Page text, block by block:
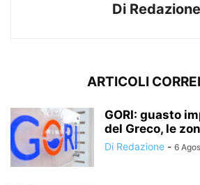
Di Redazione
ARTICOLI
GORI: guasto
del Greco, le
Di Redazione - 6